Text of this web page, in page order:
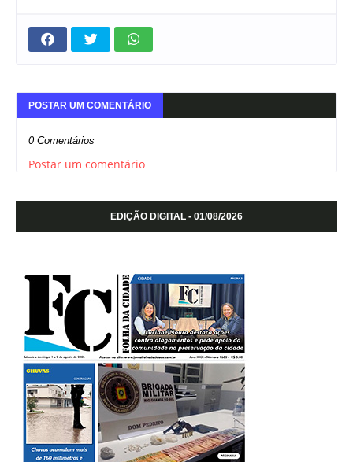
POSTAR UM COMENTÁRIO
0 Comentários
Postar um comentário
EDIÇÃO DIGITAL - 01/08/2026